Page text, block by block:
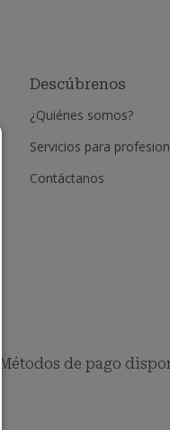
Descúbrenos
¿Quiénes somos?
Servicios para
Contáctanos
Métodos de pago